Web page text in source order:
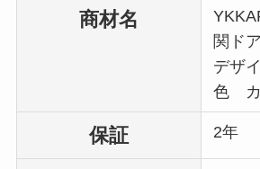
商材名
関ドア
デザ
色 カ
保証 2年